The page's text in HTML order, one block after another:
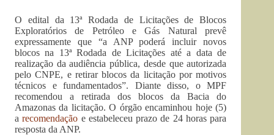
O edital da 13ª Rodada de Licitações de Blocos
Exploratórios de Petróleo e Gás Natural prevê
expressamente que “a ANP poderá incluir novos
blocos na 13ª Rodada de Licitações até a data de
realização da audiência pública, desde que autorizada
pelo CNPE, e retirar blocos da licitação por motivos
técnicos e fundamentados”. Diante disso, o MPF
recomendou a retirada dos blocos da Bacia do
Amazonas da licitação. O órgão encaminhou hoje (5)
arecomendação e estabeleceu prazo de 24 horas para
resposta da ANP.